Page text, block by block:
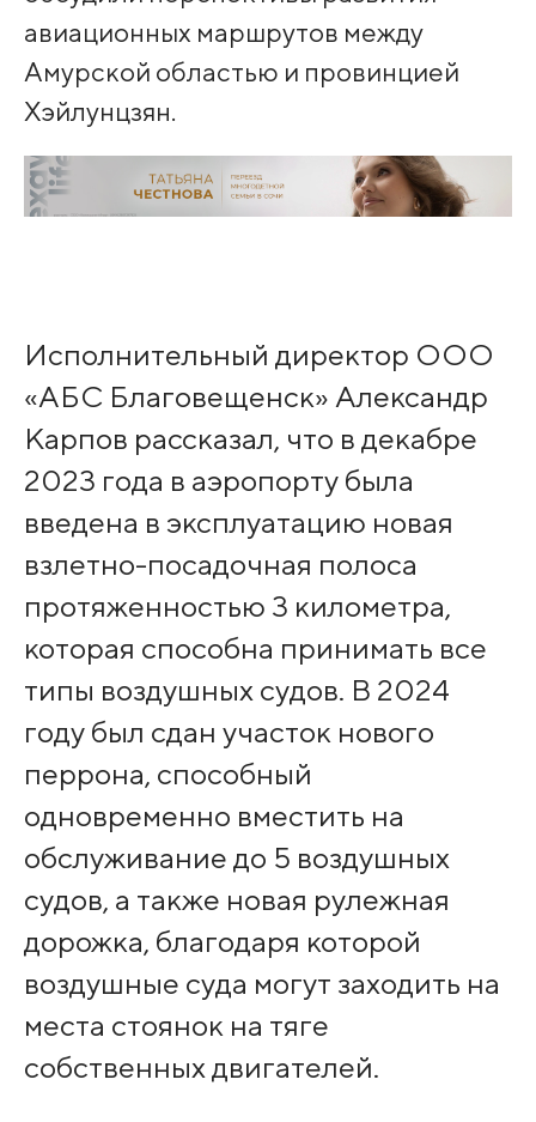
авиационных маршрутов между
Амурской областью и провинцией
Хэйлунцзян.
Исполнительный директор ООО
«АБС Благовещенск» Александр
Карпов рассказал, что в декабре
2023 года в аэропорту была
введена в эксплуатацию новая
взлетно-посадочная полоса
протяженностью 3 километра,
которая способна принимать все
типы воздушных судов. В 2024
году был сдан участок нового
перрона, способный
одновременно вместить на
обслуживание до 5 воздушных
судов, а также новая рулежная
дорожка, благодаря которой
воздушные суда могут заходить на
места стоянок на тяге
собственных двигателей.